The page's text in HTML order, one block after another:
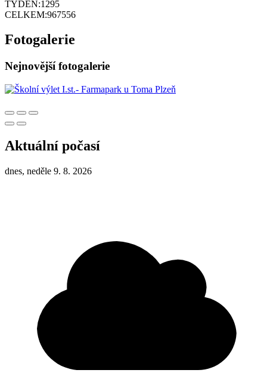
TÝDEN:1295
CELKEM:967556
Fotogalerie
Nejnovější fotogalerie
Aktuální počasí
dnes, neděle 9. 8. 2026